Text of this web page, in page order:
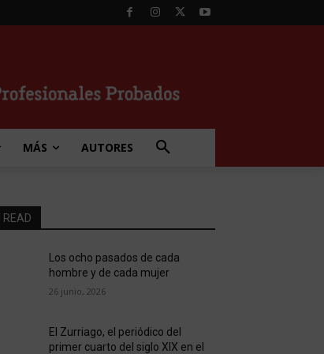
MÁS AUTORES
READ
Los ocho pasados de cada
hombre y de cada mujer
26 junio, 2026
El Zurriago, el periódico del
primer cuarto del siglo XIX en el